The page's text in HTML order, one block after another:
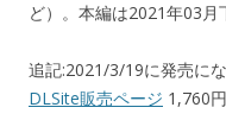
ど）。本編は2021年03月
追記:2021/3/19に発売にな
DLSite販売ページ 1,760